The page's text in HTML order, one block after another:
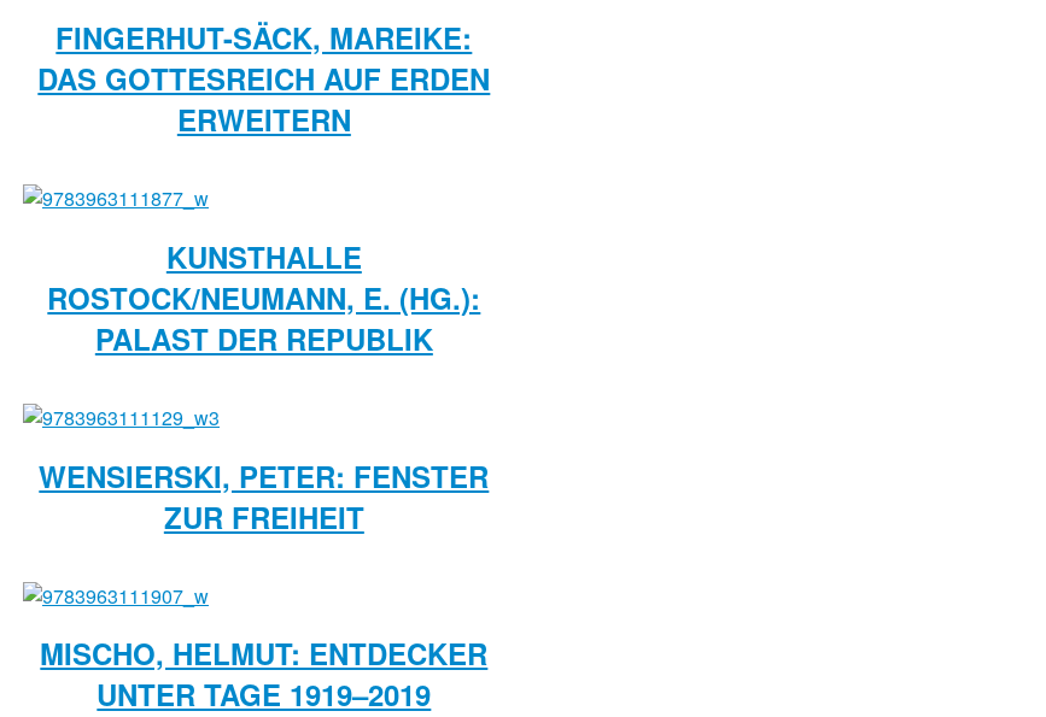
FINGERHUT-SÄCK, MAREIKE:
DAS GOTTESREICH AUF ERDEN
ERWEITERN
KUNSTHALLE
ROSTOCK/NEUMANN, E. (HG.):
PALAST DER REPUBLIK
WENSIERSKI, PETER: FENSTER
ZUR FREIHEIT
MISCHO, HELMUT: ENTDECKER
UNTER TAGE 1919–2019